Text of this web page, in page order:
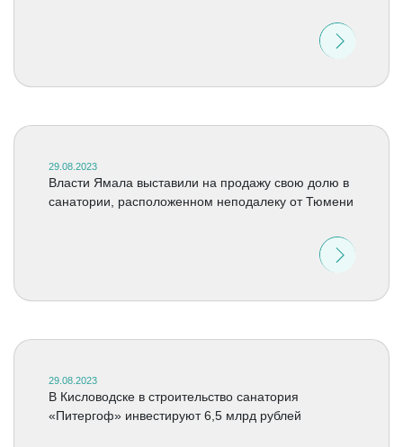
29.08.2023
Власти Ямала выставили на продажу свою долю в
санатории, расположенном неподалеку от Тюмени
29.08.2023
В Кисловодске в строительство санатория
«Питергоф» инвестируют 6,5 млрд рублей